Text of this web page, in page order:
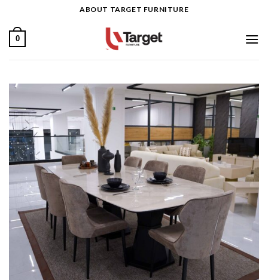
content
ABOUT TARGET FURNITURE
0